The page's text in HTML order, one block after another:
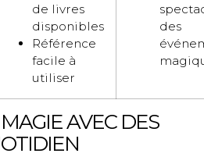
de livres
disponibles
Référence
facile à
utiliser
des
AVEC DES